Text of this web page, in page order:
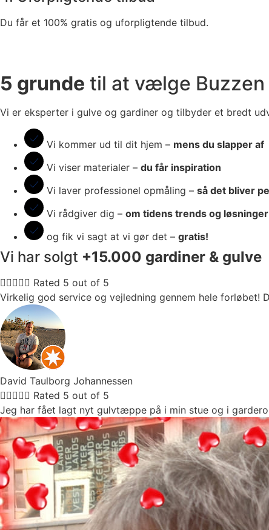
Du får et 100% gratis og uforpligtende tilbud.
5 grunde til at vælge Buzzen
Vi er eksperter i gulve og gardiner og tilbyder et bredt
Vi kommer ud til dit hjem – mens du slapper af
Vi viser materialer – du får inspiration
Vi laver professionel opmåling – så det bliver
Vi rådgiver dig – om tidens trends og
og fik vi sagt at vi gør det – gratis!
Vi har solgt +15.000 gardiner & gulve
 Rated 5 out of 5
Virkelig god service og vejledning gennem hele
David Taulborg Johannessen
 Rated 5 out of 5
Jeg har fået lagt nyt gulvtæppe på i min stue og i